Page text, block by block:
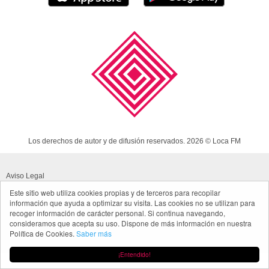
¡Entendido!
Este sitio web utiliza cookies propias y de terceros para recopilar
información que ayuda a optimizar su visita. Las cookies no se utilizan para
recoger información de carácter personal. Si continua navegando,
consideramos que acepta su uso. Dispone de más información en nuestra
Política de Cookies. Saber más
Los derechos de autor y de difusión reservados. 2026 © Loca FM
Aviso Legal
Política de cookies
Política de privacidad App